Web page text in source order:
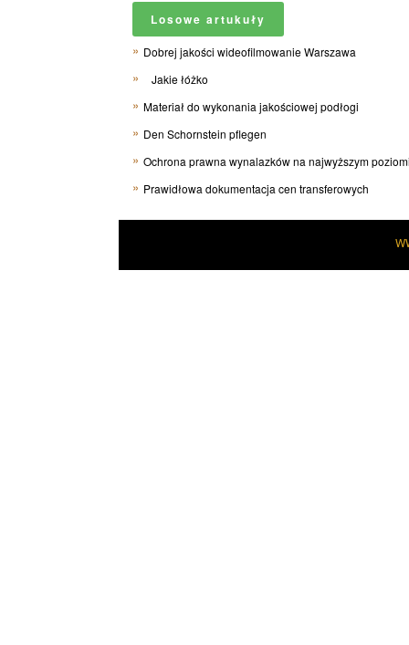
Losowe artukuły
Dobrej jakości wideofilmowanie Warszawa
Jakie łóżko
Materiał do wykonania jakościowej podłogi
Den Schornstein pflegen
Ochrona prawna wynalazków na najwyższym
Prawidłowa dokumentacja cen transferowych